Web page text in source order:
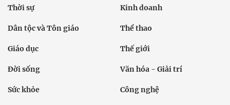
Thời sự Kinh doanh
Dân tộc và Tôn giáo Thể thao
Giáo dục Thế giới
Đời sống Văn hóa - Giải trí
Sức khỏe Công nghệ